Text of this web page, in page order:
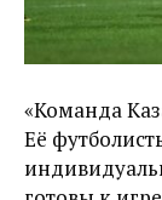
«Команда
Её